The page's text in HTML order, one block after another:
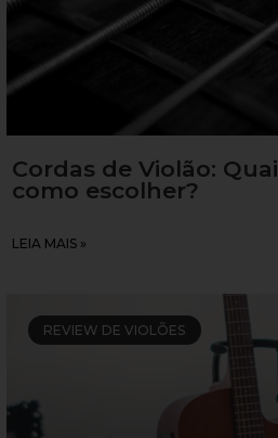
Cordas de Violão:
como escolher?
LEIA MAIS »
REVIEW DE VIOLÕES